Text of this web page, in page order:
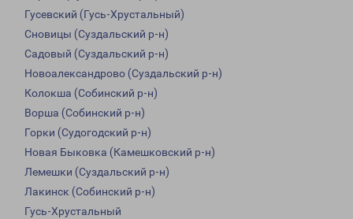
Гусевский (Гусь-Хрустальный)
Сновицы (Суздальский р-н)
Садовый (Суздальский р-н)
Новоалександрово (Суздальский р-н)
Колокша (Собинский р-н)
Ворша (Собинский р-н)
Горки (Судогодский р-н)
Новая Быковка (Камешковский р-н)
Лемешки (Суздальский р-н)
Лакинск (Собинский р-н)
Гусь-Хрустальный